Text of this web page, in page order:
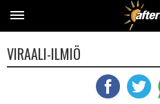
VIRAALI-ILMIÖ